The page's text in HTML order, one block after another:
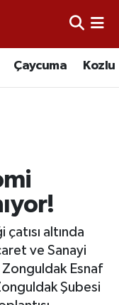
Çaycuma Kozlu
altında
ve Sanayi
Esnaf
Şubesi